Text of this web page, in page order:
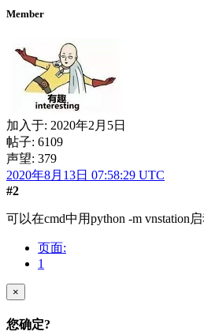
Member
加入于: 2020年2月5日
帖子: 6109
声望: 379
2020年8月13日 07:58:29 UTC
#2
可以在cmd中用python -m vnstation
页面:
1
×
您确定?